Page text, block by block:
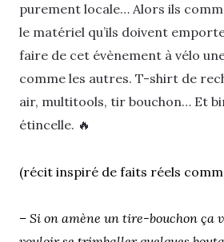
purement locale… Alors ils
le matériel qu’ils doivent
faire de cet évènement à vélo
comme les autres. T-shirt de
air, multitools, tir bouchon… Et
étincelle. 🔥
(récit inspiré de faits réels
– Si on amène un tire-bouchon ça